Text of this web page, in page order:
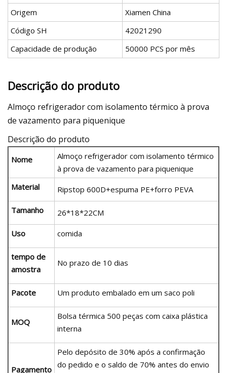
Origem
Xiamen China
Código SH
42021290
Capacidade de produção
50000 PCS por mês
Descrição do produto
Almoço refrigerador com isolamento térmico à prova
de vazamento para piquenique
Descrição do produto
Nome
Almoço refrigerador com isolamento térmico
à prova de vazamento para piquenique
Material
Ripstop 600D+espuma PE+forro PEVA
Tamanho 26*18*22CM
Uso comida
tempo de
amostra
No prazo de 10 dias
Pacote Um produto embalado em um saco poli
MOQ
Bolsa térmica 500 peças com caixa plástica
interna
Pagamento
Pelo depósito de 30% após a confirmação
do pedido e o saldo de 70% antes do envio